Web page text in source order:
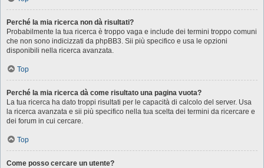
Perché la mia ricerca non dà risultati?
Probabilmente la tua ricerca è troppo vaga e include dei termini troppo comuni
che non sono indicizzati da phpBB3. Sii più specifico e usa le opzioni
disponibili nella ricerca avanzata.
Top
Perché la mia ricerca dà come risultato una pagina vuota?
La tua ricerca ha dato troppi risultati per le capacità di calcolo del server. Usa
la ricerca avanzata e sii più specifico nella tua scelta dei termini da ricercare e
dei forum in cui cercare.
Top
Come posso cercare un utente?